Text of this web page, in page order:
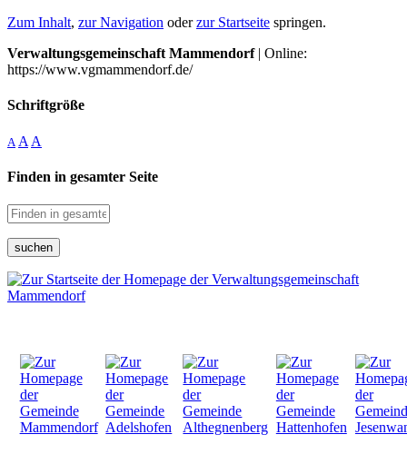
Zum Inhalt, zur Navigation oderzur Startseite springen.
Verwaltungsgemeinschaft Mammendorf| Online:
https://www.vgmammendorf.de/
Schriftgröße
A A A
Finden in gesamter Seite
suchen